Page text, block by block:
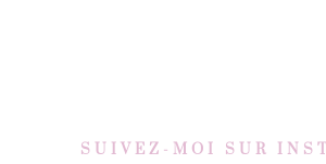
SUIVEZ-MOI SUR